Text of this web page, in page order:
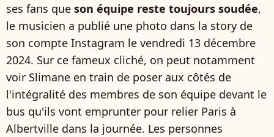
ses fans que son équipe reste toujours soudée,
le musicien a publié une photo dans la story de
son compte Instagram le vendredi 13 décembre
2024. Sur ce fameux cliché, on peut notamment
voir Slimane en train de poser aux côtés de
l'intégralité des membres de son équipe devant le
bus qu'ils vont emprunter pour relier Paris à
Albertville dans la journée. Les personnes